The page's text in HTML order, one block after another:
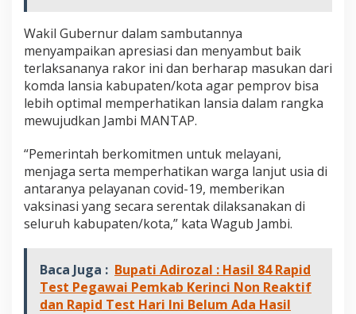
Wakil Gubernur dalam sambutannya
menyampaikan apresiasi dan menyambut baik
terlaksananya rakor ini dan berharap masukan dari
komda lansia kabupaten/kota agar pemprov bisa
lebih optimal memperhatikan lansia dalam rangka
mewujudkan Jambi MANTAP.
“Pemerintah berkomitmen untuk melayani,
menjaga serta memperhatikan warga lanjut usia di
antaranya pelayanan covid-19, memberikan
vaksinasi yang secara serentak dilaksanakan di
seluruh kabupaten/kota,” kata Wagub Jambi.
Baca Juga : Bupati Adirozal : Hasil 84 Rapid
Test Pegawai Pemkab Kerinci Non Reaktif
dan Rapid Test Hari Ini Belum Ada Hasil